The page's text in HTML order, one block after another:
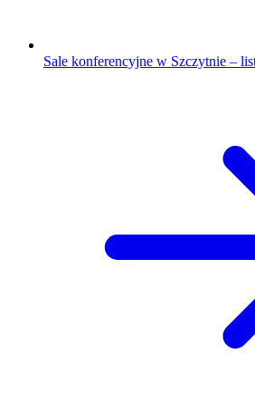
Sale konferencyjne w Szczytnie –